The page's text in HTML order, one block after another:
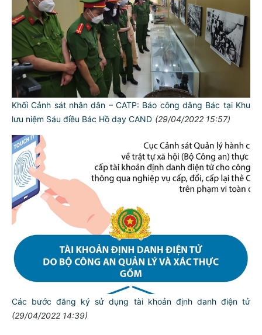
Khối Cảnh sát nhân dân – CATP: Báo công dâng Bác tại Khu
lưu niệm Sáu điều Bác Hồ dạy CAND (29/04/2022 15:57)
Các bước đăng ký sử dụng tài khoản định danh điện tử
(29/04/2022 14:39)
TƯ CÁCH
NGƯỜI CÔNG AN CÁCH MỆNH LÀ:
Đối với tự mình, phải
CẦN, KIỆM, LIÊM, CHÍNH
Đối với đồng sự, phải
THÂN ÁI GIÚP ĐỠ
Đối với chính phủ, phải
TUYỆT ĐỐI TRUNG THÀNH
Đối với nhân dân, phải
KÍNH TRỌNG LỄ PHÉP